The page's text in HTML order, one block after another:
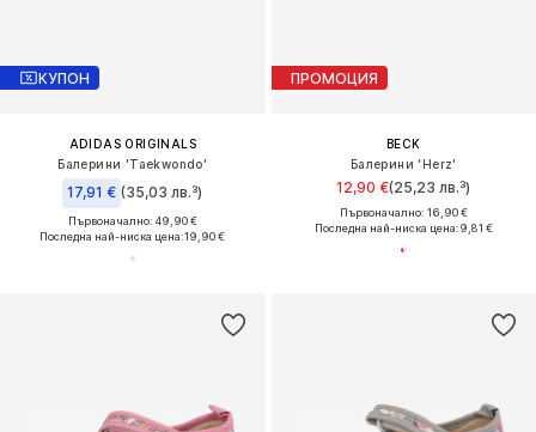
КУПОН
ADIDAS ORIGINALS
Балерини 'Taekwondo'
17,91 € (35,03 лв.³)
Първоначално: 49,90 €
Последна най-ниска цена:19,90 €
ПРОМОЦИЯ
BECK
Балерини 'Herz'
12,90 €(25,23 лв.³)
Първоначално: 16,90 €
Последна най-ниска цена:9,81 €